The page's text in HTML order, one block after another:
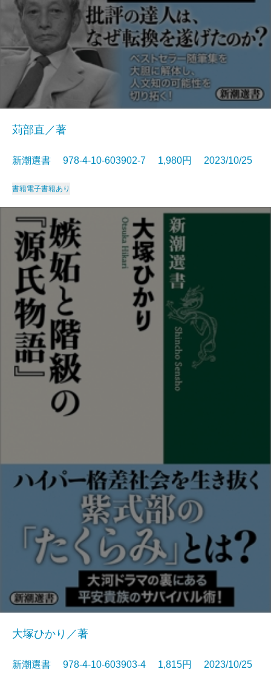
苅部直／著
新潮選書 978-4-10-603902-7 1,980円 2023/10/25
書籍電子書籍あり
大塚ひかり／著
新潮選書 978-4-10-603903-4 1,815円 2023/10/25